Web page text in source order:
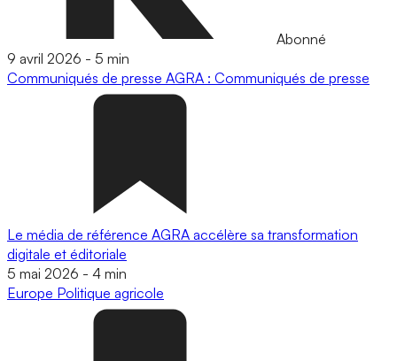
Abonné
9 avril 2026 - 5 min
Communiqués de presse AGRA : Communiqués de presse
Le média de référence AGRA accélère sa transformation
digitale et éditoriale
5 mai 2026 - 4 min
Europe Politique agricole